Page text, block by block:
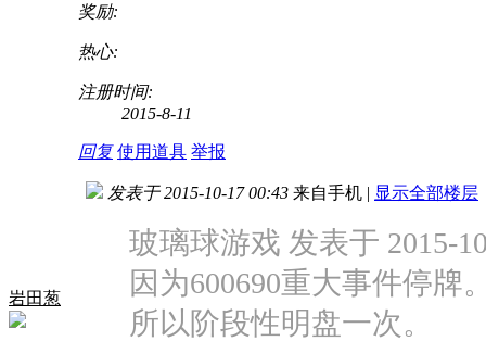
奖励:
热心:
注册时间:
2015-8-11
回复 使用道具 举报
岩田葱
发表于 2015-10-17 00:43 来自手机 | 显示全部楼层
玻璃球游戏 发表于 2015-
因为600690重大事件停牌
所以阶段性明盘一次。